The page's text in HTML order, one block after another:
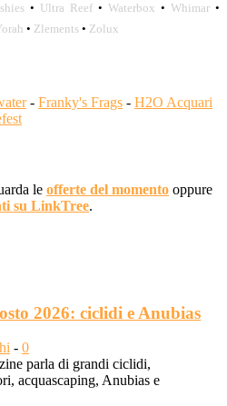
• Ultra Reef • Waterbox • Whimar •
• Zlements • Zolux
- Franky's Frags - H2O Acquari
le offerte del momento oppure
su LinkTree.
2026: ciclidi e Anubias
- 0
parla di grandi ciclidi,
acquascaping, Anubias e